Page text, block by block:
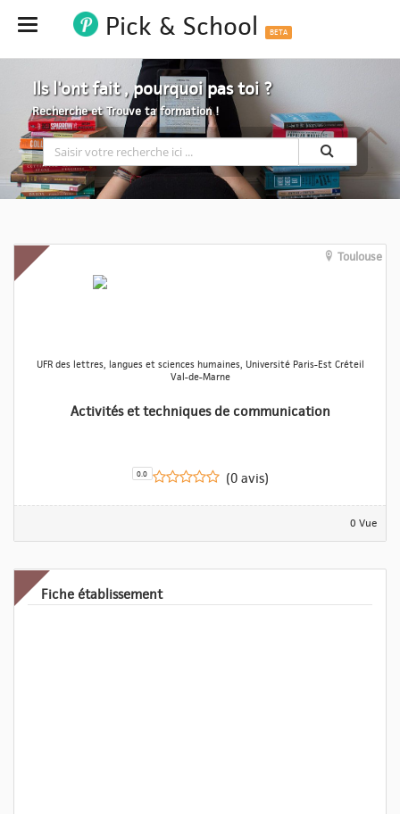
Hide Pick & School BETA
Ils l'ont fait , pourquoi pas toi ?
Recherche et Trouve ta formation !
Toulouse
UFR des lettres, langues et sciences humaines, Université Paris-Est Créteil
Val-de-Marne
Activités et techniques de communication
0.0 (0 avis)
0 Vue
Fiche établissement